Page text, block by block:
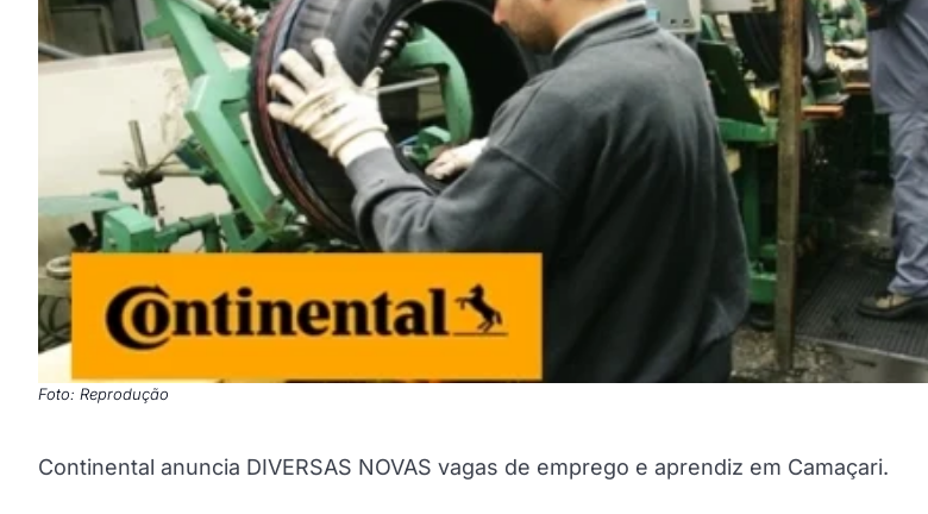
Foto: Reprodução
Continental anuncia DIVERSAS NOVAS vagas de emprego e aprendiz em Camaçari.